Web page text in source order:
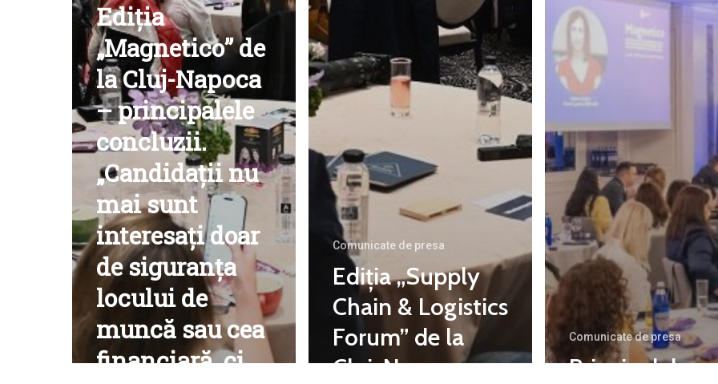
Ediția
„Magnetico” de
la Cluj-Napoca
– principalele
concluzii.
„Candidații nu
mai sunt
interesați doar
de siguranța
locului de
muncă sau cea
financiară, ci
Comunicate de presa
Ediția „Supply
Chain & Logistics
Forum” de la
Cluj-Napoca –
Comunicate de presa
Principalele